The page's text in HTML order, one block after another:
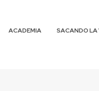
ACADEMIA
SACANDO LA